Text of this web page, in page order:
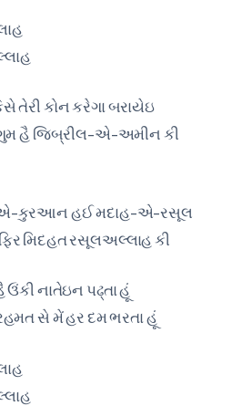
તેરી કોન કરેગા બરાયેઇ
હૈ જિબ્રીલ-એ-અમીન કી
એ-કુરઆન હઈ મદાહ-એ-રસૂલ
મિદહત રસૂલઅલ્લાહ કી
ઉંકી નાતેઇન પઢ્તા હૂં
સે મેં હર દમ ભરતા હૂં